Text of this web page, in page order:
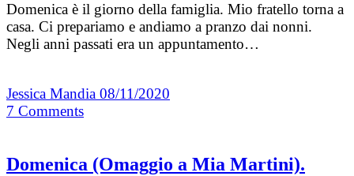
Domenica è il giorno della famiglia. Mio fratello torna a
casa. Ci prepariamo e andiamo a pranzo dai nonni.
Negli anni passati era un appuntamento…
Jessica Mandia 08/11/2020
7 Comments
Domenica (Omaggio a Mia Martini).